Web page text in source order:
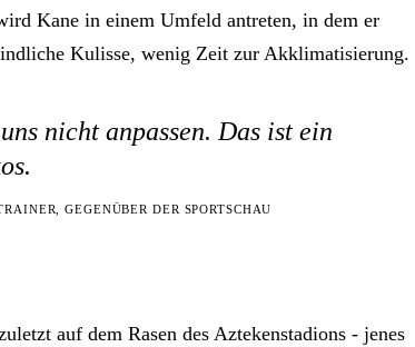
Kane in einem Umfeld antreten, in dem er
Kulisse, wenig Zeit zur Akklimatisierung.
nicht anpassen. Das ist ein
GEGENÜBER DER SPORTSCHAU
auf dem Rasen des Aztekenstadions - jenes